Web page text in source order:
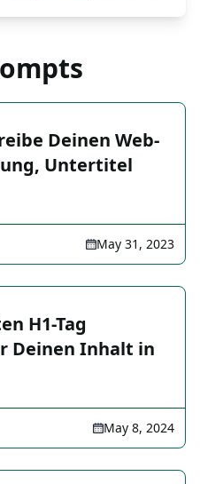
Deinen Web-
Untertitel
May 31, 2023
H1-Tag
Deinen Inhalt in
May 8, 2024